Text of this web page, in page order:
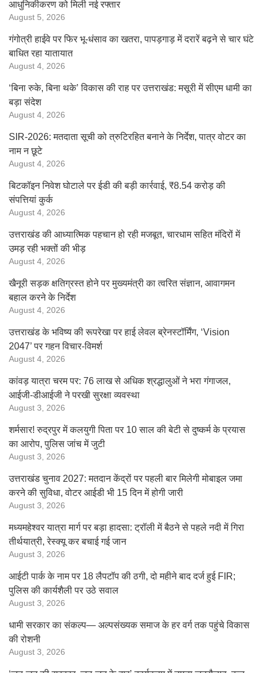
आधुनिकीकरण को मिली नई रफ्तार
August 5, 2026
गंगोत्री हाईवे पर फिर भू-धंसाव का खतरा, पापड़गाड़ में दरारें बढ़ने से चार घंटे
बाधित रहा यातायात
August 4, 2026
‘बिना रुके, बिना थके’ विकास की राह पर उत्तराखंड: मसूरी में सीएम धामी का
बड़ा संदेश
August 4, 2026
SIR-2026: मतदाता सूची को त्रुटिरहित बनाने के निर्देश, पात्र वोटर का
नाम न छूटे
August 4, 2026
बिटकॉइन निवेश घोटाले पर ईडी की बड़ी कार्रवाई, ₹8.54 करोड़ की
संपत्तियां कुर्क
August 4, 2026
उत्तराखंड की आध्यात्मिक पहचान हो रही मजबूत, चारधाम सहित मंदिरों में
उमड़ रही भक्तों की भीड़
August 4, 2026
खैनूरी सड़क क्षतिग्रस्त होने पर मुख्यमंत्री का त्वरित संज्ञान, आवागमन
बहाल करने के निर्देश
August 4, 2026
उत्तराखंड के भविष्य की रूपरेखा पर हाई लेवल ब्रेनस्टॉर्मिंग, ‘Vision
2047’ पर गहन विचार-विमर्श
August 4, 2026
कांवड़ यात्रा चरम पर: 76 लाख से अधिक श्रद्धालुओं ने भरा गंगाजल,
आईजी-डीआईजी ने परखी सुरक्षा व्यवस्था
August 3, 2026
शर्मसार! रुद्रपुर में कलयुगी पिता पर 10 साल की बेटी से दुष्कर्म के प्रयास
का आरोप, पुलिस जांच में जुटी
August 3, 2026
उत्तराखंड चुनाव 2027: मतदान केंद्रों पर पहली बार मिलेगी मोबाइल जमा
करने की सुविधा, वोटर आईडी भी 15 दिन में होगी जारी
August 3, 2026
मध्यमहेश्वर यात्रा मार्ग पर बड़ा हादसा: ट्रॉली में बैठने से पहले नदी में गिरा
तीर्थयात्री, रेस्क्यू कर बचाई गई जान
August 3, 2026
आईटी पार्क के नाम पर 18 लैपटॉप की ठगी, दो महीने बाद दर्ज हुई FIR;
पुलिस की कार्यशैली पर उठे सवाल
August 3, 2026
धामी सरकार का संकल्प— अल्पसंख्यक समाज के हर वर्ग तक पहुंचे विकास
की रोशनी
August 3, 2026